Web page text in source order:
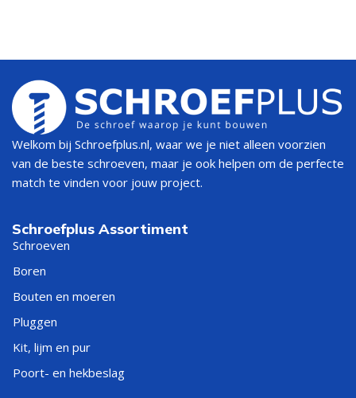
Welkom bij Schroefplus.nl, waar we je niet alleen voorzien
van de beste schroeven, maar je ook helpen om de perfecte
match te vinden voor jouw project.
Schroefplus Assortiment
Schroeven
Boren
Bouten en moeren
Pluggen
Kit, lijm en pur
Poort- en hekbeslag